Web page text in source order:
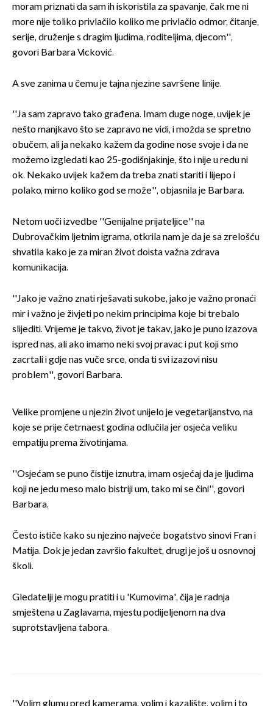
moram priznati da sam ih iskoristila za spavanje, čak me ni
more nije toliko privlačilo koliko me privlačio odmor, čitanje,
serije, druženje s dragim ljudima, roditeljima, djecom'',
govori Barbara Vicković.
A sve zanima u čemu je tajna njezine savršene linije.
''Ja sam zapravo tako građena. Imam duge noge, uvijek je
nešto manjkavo što se zapravo ne vidi, i možda se spretno
obučem, ali ja nekako kažem da godine nose svoje i da ne
možemo izgledati kao 25-godišnjakinje, što i nije u redu ni
ok. Nekako uvijek kažem da treba znati stariti i lijepo i
polako, mirno koliko god se može'', objasnila je Barbara.
Netom uoči izvedbe ''Genijalne prijateljice'' na
Dubrovačkim ljetnim igrama, otkrila nam je da je sa zrelošću
shvatila kako je za miran život doista važna zdrava
komunikacija.
''Jako je važno znati rješavati sukobe, jako je važno pronaći
mir i važno je živjeti po nekim principima koje bi trebalo
slijediti. Vrijeme je takvo, život je takav, jako je puno izazova
ispred nas, ali ako imamo neki svoj pravac i put koji smo
zacrtali i gdje nas vuče srce, onda ti svi izazovi nisu
problem'', govori Barbara.
Velike promjene u njezin život unijelo je vegetarijanstvo, na
koje se prije četrnaest godina odlučila jer osjeća veliku
empatiju prema životinjama.
''Osjećam se puno čistije iznutra, imam osjećaj da je ljudima
koji ne jedu meso malo bistriji um, tako mi se čini'', govori
Barbara.
Često ističe kako su njezino najveće bogatstvo sinovi Fran i
Matija. Dok je jedan završio fakultet, drugi je još u osnovnoj
školi.
Gledatelji je mogu pratiti i u 'Kumovima', čija je radnja
smještena u Zaglavama, mjestu podijeljenom na dva
suprotstavljena tabora.
''Volim glumu pred kamerama, volim i kazalište, volim i to